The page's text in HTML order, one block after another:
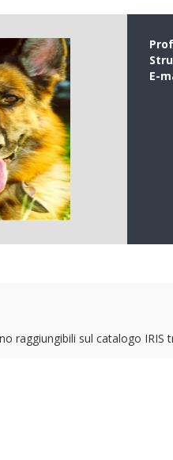
E-
raggiungibili sul catalogo IRIS